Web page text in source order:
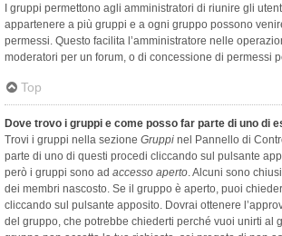
I gruppi permettono agli amministratori di riunire gli
appartenere a più gruppi e a ogni gruppo possono
permessi. Questo facilita l’amministratore nelle
moderatori per un forum, o di concessione di permessi
Top
Dove trovo i gruppi e come posso far parte di uno di
Trovi i gruppi nella sezione Gruppi nel Pannello di
parte di uno di questi procedi cliccando sul pulsante
però i gruppi sono ad accesso aperto. Alcuni sono
dei membri nascosto. Se il gruppo è aperto, puoi
cliccando sul pulsante apposito. Dovrai ottenere
del gruppo, che potrebbe chiederti perché vuoi unirti al